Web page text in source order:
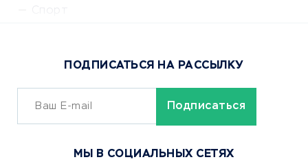
Сервисы доставки
ОБУЧЕНИЕ И РАБОТА
ПОДПИСАТЬСЯ НА РАССЫЛКУ
МЫ В СОЦИАЛЬНЫХ СЕТЯХ